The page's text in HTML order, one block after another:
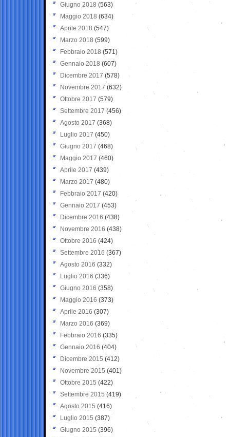
Giugno 2018 (563)
Maggio 2018 (634)
Aprile 2018 (547)
Marzo 2018 (599)
Febbraio 2018 (571)
Gennaio 2018 (607)
Dicembre 2017 (578)
Novembre 2017 (632)
Ottobre 2017 (579)
Settembre 2017 (456)
Agosto 2017 (368)
Luglio 2017 (450)
Giugno 2017 (468)
Maggio 2017 (460)
Aprile 2017 (439)
Marzo 2017 (480)
Febbraio 2017 (420)
Gennaio 2017 (453)
Dicembre 2016 (438)
Novembre 2016 (438)
Ottobre 2016 (424)
Settembre 2016 (367)
Agosto 2016 (332)
Luglio 2016 (336)
Giugno 2016 (358)
Maggio 2016 (373)
Aprile 2016 (307)
Marzo 2016 (369)
Febbraio 2016 (335)
Gennaio 2016 (404)
Dicembre 2015 (412)
Novembre 2015 (401)
Ottobre 2015 (422)
Settembre 2015 (419)
Agosto 2015 (416)
Luglio 2015 (387)
Giugno 2015 (396)